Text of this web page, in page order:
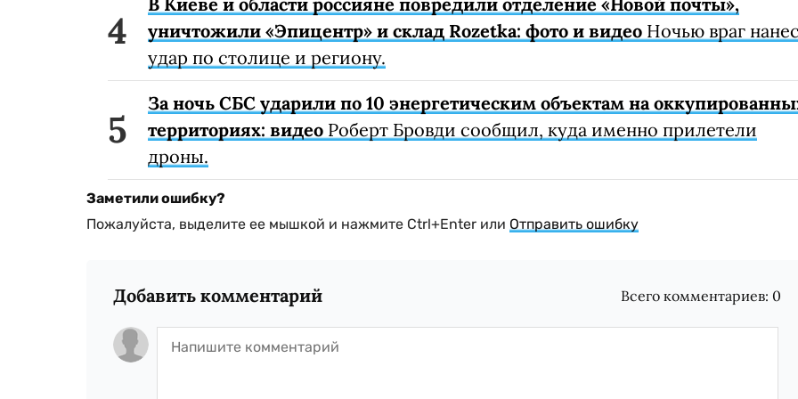
уничтожили «Эпицентр» и склад Rozetka: фото и видео Ночью враг
удар по столице и региону.
За ночь СБС ударили по 10 энергетическим объектам на
территориях: видео Роберт Бровди сообщил, куда именно прилетели
дроны.
Заметили ошибку?
Пожалуйста, выделите ее мышкой и нажмите Ctrl+Enter или Отправить ошибку
Добавить комментарий Всего комментариев: 0